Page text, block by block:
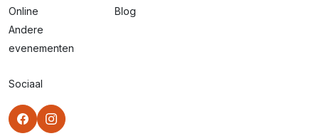
Online
Andere
evenementen
Blog
Sociaal